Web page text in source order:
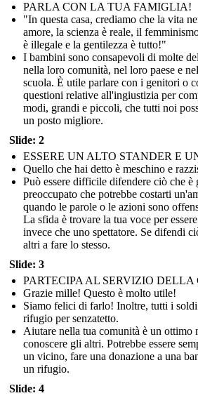
PARLA CON LA TUA FAMIGLIA!
"In questa casa, crediamo che la vita
amore, la scienza è reale, il
è illegale e la gentilezza è tutto!"
I bambini sono consapevoli di molte
nella loro comunità, nel loro paese e
scuola. È utile parlare con i genitori o
questioni relative all'ingiustizia per
modi, grandi e piccoli, che tutti noi
un posto migliore.
Slide: 2
ESSERE UN ALTO STANDER E
Quello che hai detto è meschino e
Può essere difficile difendere ciò che è
preoccupato che potrebbe costarti
quando le parole o le azioni sono
La sfida è trovare la tua voce per
invece che uno spettatore. Se difendi
altri a fare lo stesso.
Slide: 3
PARTECIPA AL SERVIZIO
Grazie mille! Questo è molto utile!
Siamo felici di farlo! Inoltre, tutti i
rifugio per senzatetto.
Aiutare nella tua comunità è un ottimo
conoscere gli altri. Potrebbe essere
un vicino, fare una donazione a una
un rifugio.
Slide: 4